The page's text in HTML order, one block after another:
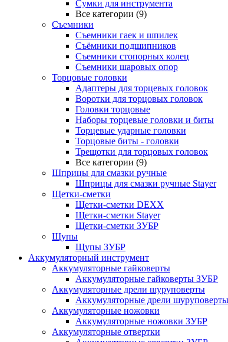
Сумки для инструмента
Все категории (9)
Съемники
Съемники гаек и шпилек
Съёмники подшипников
Съемники стопорных колец
Съемники шаровых опор
Торцовые головки
Адаптеры для торцевых головок
Воротки для торцовых головок
Головки торцовые
Наборы торцевые головки и биты
Торцевые ударные головки
Торцовые биты - головки
Трещотки для торцовых головок
Все категории (9)
Шприцы для смазки ручные
Шприцы для смазки ручные Stayer
Щетки-сметки
Щетки-сметки DEXX
Щетки-сметки Stayer
Щетки-сметки ЗУБР
Щупы
Щупы ЗУБР
Аккумуляторный инструмент
Аккумуляторные гайковерты
Аккумуляторные гайковерты ЗУБР
Аккумуляторные дрели шуруповерты
Аккумуляторные дрели
Аккумуляторные ножовки
Аккумуляторные ножовки ЗУБР
Аккумуляторные отвертки